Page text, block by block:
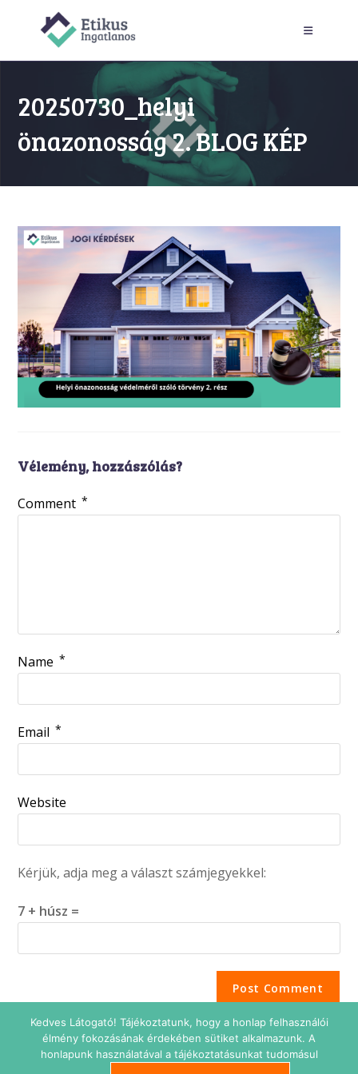
20250730_helyi
önazonosság 2. BLOG KÉP
Vélemény, hozzászólás?
Comment *
Name *
Email *
Website
Kérjük, adja meg a választ számjegyekkel:
7 + húsz =
Kedves Látogató! Tájékoztatunk, hogy a honlap felhasználói
élmény fokozásának érdekében sütiket alkalmazunk. A
honlapunk használatával a tájékoztatásunkat tudomásul